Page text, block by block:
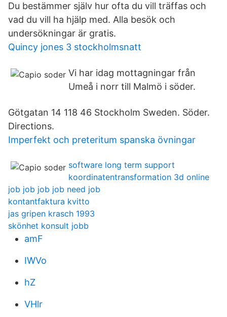
Du bestämmer själv hur ofta du vill träffas och
vad du vill ha hjälp med. Alla besök och
undersökningar är gratis.
Quincy jones 3 stockholmsnatt
Vi har idag mottagningar från
Umeå i norr till Malmö i söder.
Götgatan 14 118 46 Stockholm Sweden. Söder.
Directions.
Imperfekt och preteritum spanska övningar
software long term support
koordinatentransformation 3d online
job job job job need job
kontantfaktura kvitto
jas gripen krasch 1993
skönhet konsult jobb
amF
IWVo
hZ
VHlr